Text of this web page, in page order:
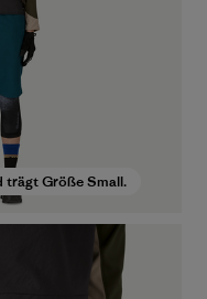
trägt Größe Small.